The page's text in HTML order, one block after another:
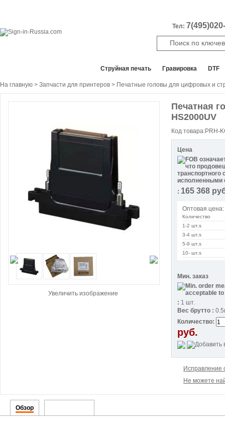
Тел:
Cтруйная печать Гравировка DTF
На главную > Запчасти для принтеров > Печатные головы для цифровых и
Увеличить изображение
Печатная
HS2000UV
Код товара:PRH-
Цена
: 165 368
Оптовая цена:
Количество
1-2 шт.s
3-4 шт.s
5-9 шт.s
10- шт.s
Мин. заказ
: 1 шт.
Вес брутто :
Количество:
руб.
Исправление
Не можете
Обзор